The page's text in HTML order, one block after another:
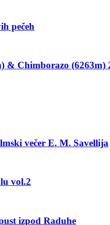
pečeh
& Chimborazo (6263m)
večer E. M. Savellija
vol.2
izpod Raduhe